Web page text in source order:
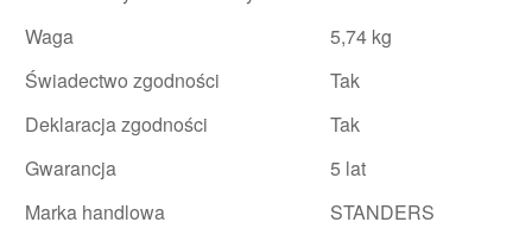
Waga
5,74 kg
Świadectwo zgodności
Tak
Deklaracja zgodności
Tak
Gwarancja
5 lat
Marka handlowa
STANDERS